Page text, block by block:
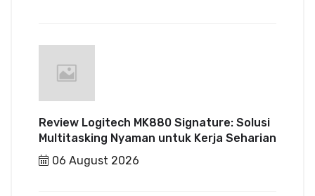
Review Logitech MK880 Signature: Solusi
Multitasking Nyaman untuk Kerja Seharian
06 August 2026